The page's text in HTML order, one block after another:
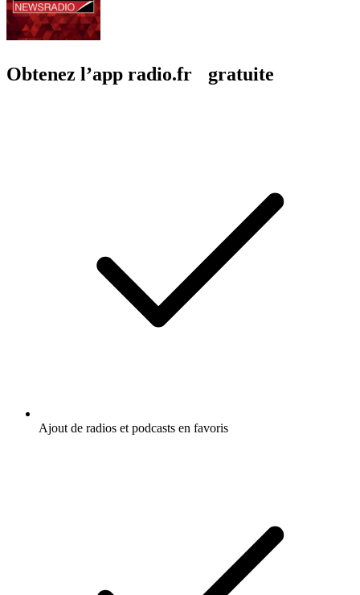
Obtenez l’app radio.fr gratuite
Ajout de radios et podcasts en favoris